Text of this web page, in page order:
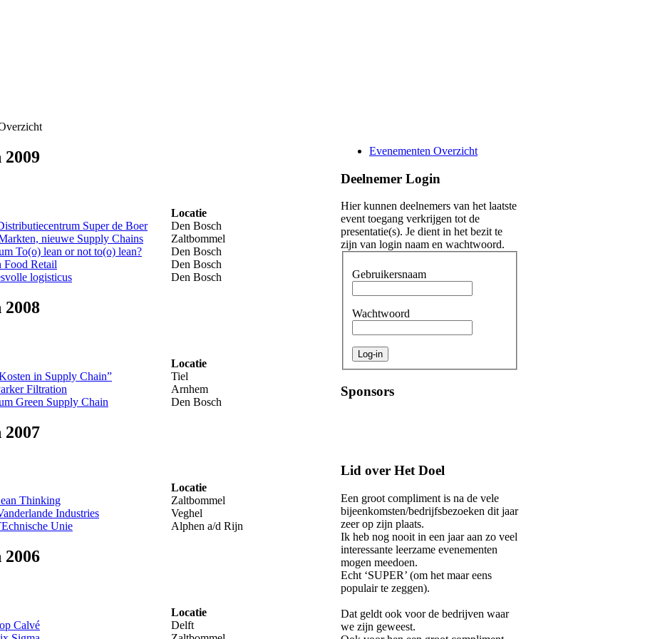
2009
Locatie
Super de Boer
Den Bosch
nieuwe Supply Chains
Zaltbommel
To(o) lean or not to(o) lean?
Den Bosch
Food Retail
Den Bosch
logisticus Den Bosch
2008
Locatie
in Supply Chain”
Tiel
Filtration
Arnhem
Green Supply Chain Den Bosch
2007
Locatie
Thinking
Zaltbommel
Industries
Veghel
Unie Alphen a/d Rijn
2006
Locatie
Calvé
Delft
Evenementen Overzicht
Deelnemer Login
Hier kunnen deelnemers van het laatste
event toegang verkrijgen tot de
presentatie(s). Je dient in het bezit te
zijn van login naam en wachtwoord.
Gebruikersnaam
Wachtwoord
Sponsors
Lid over Het Doel
Een groot compliment is na de vele
bijeenkomsten/bedrijfsbezoeken dit jaar
zeer op zijn plaats.
Ik heb nog nooit in een jaar aan zo veel
interessante leerzame evenementen
mogen meedoen.
Echt ‘SUPER’ (om het maar eens
populair te zeggen).
Dat geldt ook voor de bedrijven waar
we zijn geweest.